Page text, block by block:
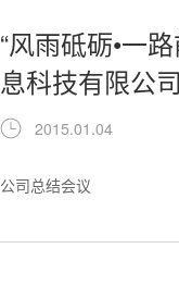
“风雨砥砺•一
息科技有限公
2015.01.04
公司总结会议